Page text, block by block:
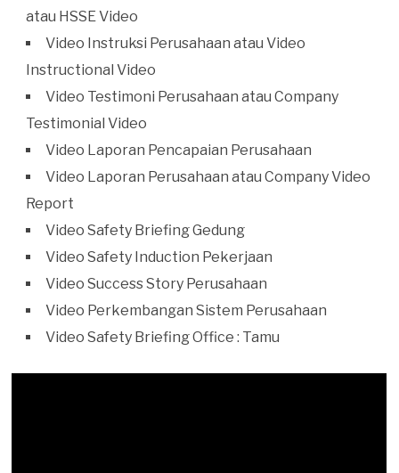
atau HSSE Video
Video Instruksi Perusahaan atau Video
Instructional Video
Video Testimoni Perusahaan atau Company
Testimonial Video
Video Laporan Pencapaian Perusahaan
Video Laporan Perusahaan atau Company Video
Report
Video Safety Briefing Gedung
Video Safety Induction Pekerjaan
Video Success Story Perusahaan
Video Perkembangan Sistem Perusahaan
Video Safety Briefing Office : Tamu